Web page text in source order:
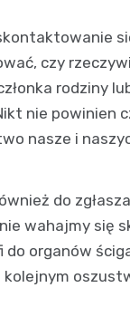
czy
rodziny
nie powinien
nasze i
do
wahajmy się
do organów
kolejnym